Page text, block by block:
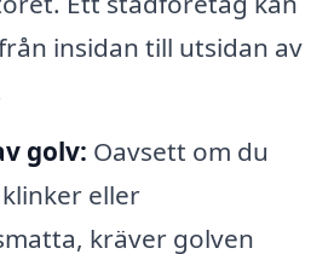
insidan till utsidan av
golv: Oavsett om du
eller
kräver golven